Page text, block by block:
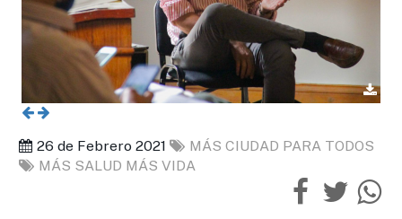
26 de Febrero 2021
MÁS CIUDAD PARA TODOS
MÁS SALUD MÁS VIDA